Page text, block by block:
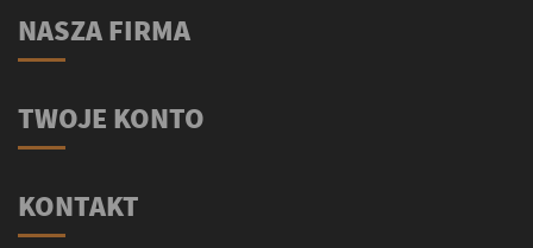
NASZA FIRMA
TWOJE KONTO
KONTAKT